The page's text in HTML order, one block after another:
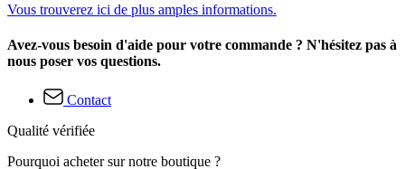
Vous trouverez ici de plus amples informations.
Avez-vous besoin d'aide pour votre commande ? N'hésitez pas à
nous poser vos questions.
Contact
Qualité vérifiée
Pourquoi acheter sur notre boutique ?